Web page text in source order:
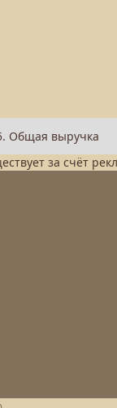
за счёт